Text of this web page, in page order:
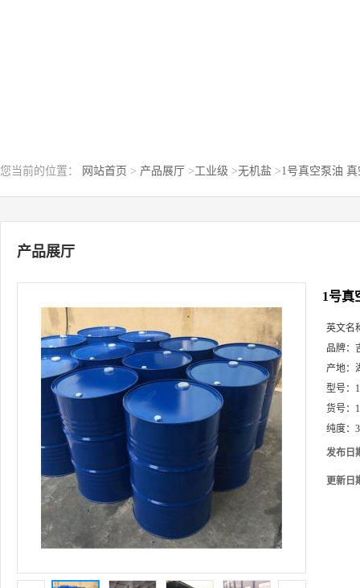
您当前的位置： 网站首页 > 产品展厅 >工业级 >无机盐 >1号真空泵油
产品展厅
1号真
英文名
品牌：
产地：
型号：
货号：
纯度：
发布日
更新日